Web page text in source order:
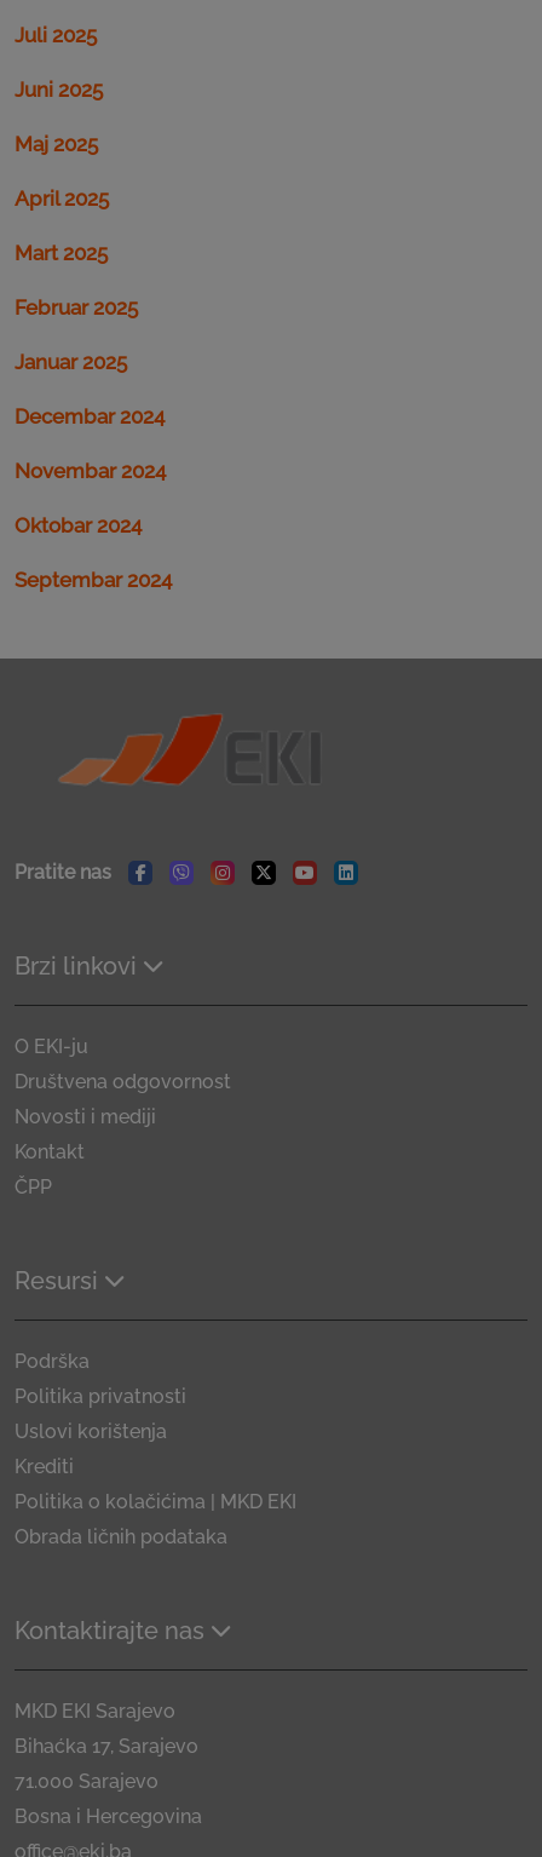
Juli 2025
Juni 2025
Maj 2025
April 2025
Mart 2025
Februar 2025
Januar 2025
Decembar 2024
Novembar 2024
Oktobar 2024
Septembar 2024
Pratite nas
Facebook
ViberInstagram
TwitterYoutubeLinkedin
Brzi linkovi
O EKI-ju
Društvena odgovornost
Novosti i mediji
Kontakt
ČPP
Resursi
Podrška
Politika privatnosti
Uslovi korištenja
Krediti
Politika o kolačićima | MKD EKI
Obrada ličnih podataka
Kontaktirajte nas
MKD EKI Sarajevo
Bihaćka 17, Sarajevo
71.000 Sarajevo
Bosna i Hercegovina
office@eki.ba